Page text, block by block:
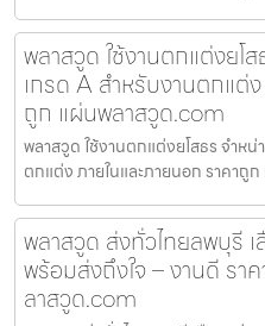
พลาสวูด ใช้งานตกแต่งยโ
เกรด A สำหรับงานตกแต่
ถูก แผ่นพลาสวูด.com
พลาสวูด ใช้งานตกแต่งยโสธร จำห
ตกแต่ง ภายในและภายนอก ราคา
พลาสวูด ส่งทั่วไทยลพบุรี
พร้อมส่งถึงใจ – งานดี ร
ลาสวูด.com